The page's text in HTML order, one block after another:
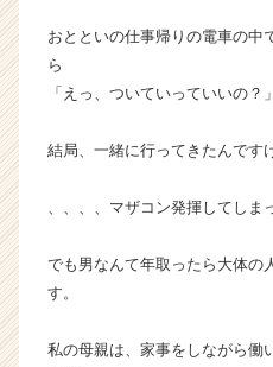
C
r
e
おとといの仕事帰りの電車の中
ら
「えっ、ついていっていいの？
結局、一緒に行ってきたんです
、、、、マザコン発揮してしま
でも男なんて年取ったら大体の
す。
私の母親は、家事をしながら働